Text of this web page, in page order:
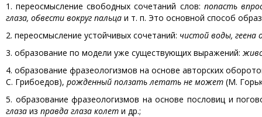
1. переосмысление свободных сочетаний слов: попасть
глаза, обвести вокруг пальца и т. п. Это основной способ
2. переосмысление устойчивых сочетаний: чистой воды, геена
3. образование по модели уже существующих выражений:
4. образование фразеологизмов на основе авторских
С. Грибоедов), рожденный ползать летать не может (М.
5. образование фразеологизмов на основе пословиц и
глаза из правда глаза колет и др.;